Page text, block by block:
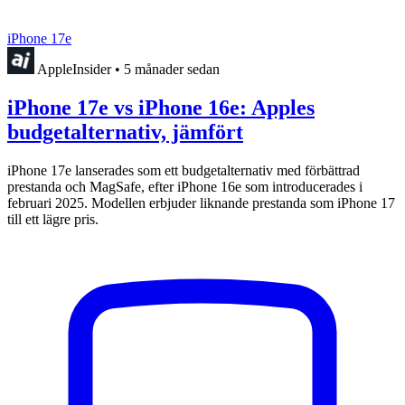
iPhone 17e
AppleInsider • 5 månader sedan
iPhone 17e vs iPhone 16e: Apples
budgetalternativ, jämfört
iPhone 17e lanserades som ett budgetalternativ med förbättrad
prestanda och MagSafe, efter iPhone 16e som introducerades i
februari 2025. Modellen erbjuder liknande prestanda som iPhone 17
till ett lägre pris.